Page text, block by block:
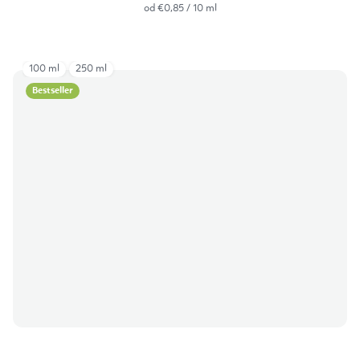
Izračunaj
od €0,85 / 10 ml
Bestseller
100 ml 250 ml